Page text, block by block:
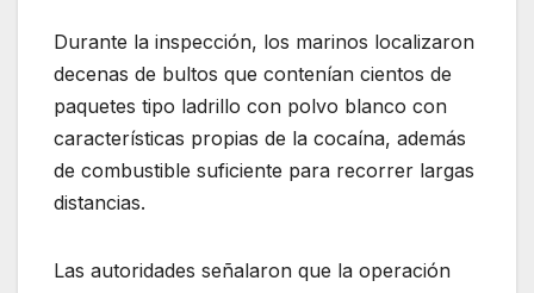
Durante la inspección, los marinos localizaron
decenas de bultos que contenían cientos de
paquetes tipo ladrillo con polvo blanco con
características propias de la cocaína, además
de combustible suficiente para recorrer largas
distancias.
Las autoridades señalaron que la operación